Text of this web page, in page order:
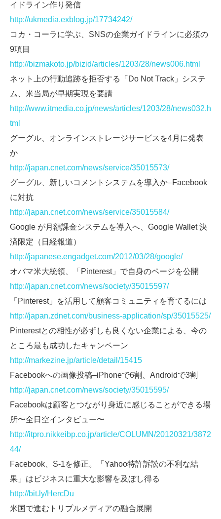
イドライン作り発信
http://ukmedia.exblog.jp/17734242/
コカ・コーラに学ぶ、SNSの企業ガイドラインに必須の
9項目
http://bizmakoto.jp/bizid/articles/1203/28/news006.html
ネット上の行動追跡を拒否する「Do Not Track」システ
ム、米当局が早期実現を要請
http://www.itmedia.co.jp/news/articles/1203/28/news032.h
tml
グーグル、オンラインストレージサービスを4月に発表
か
http://japan.cnet.com/news/service/35015573/
グーグル、新しいコメントシステムを導入か–Facebook
に対抗
http://japan.cnet.com/news/service/35015584/
Google が月額課金システムを導入へ、Google Wallet 決
済限定（日経報道）
http://japanese.engadget.com/2012/03/28/google/
オバマ米大統領、「Pinterest」で自身のページを公開
http://japan.cnet.com/news/society/35015597/
「Pinterest」を活用して顧客コミュニティを育てるには
http://japan.zdnet.com/business-application/sp/35015525/
Pinterestとの相性が必ずしも良くない企業による、今の
ところ最も成功したキャンペーン
http://markezine.jp/article/detail/15415
Facebookへの画像投稿–iPhoneで6割、Androidで3割
http://japan.cnet.com/news/society/35015595/
Facebookは顧客とつながり身近に感じることができる場
所〜全日空インタビュー〜
http://itpro.nikkeibp.co.jp/article/COLUMN/20120321/3872
44/
Facebook、S-1を修正。「Yahoo特許訴訟の不利な結
果」はビジネスに重大な影響を及ぼし得る
http://bit.ly/HercDu
米国で進むトリプルメディアの融合展開